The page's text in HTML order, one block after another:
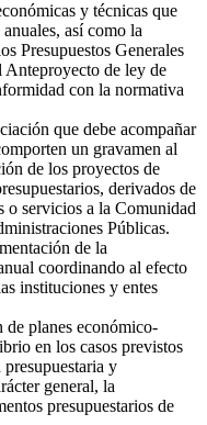
y técnicas que
así como la
Presupuestos Generales
de ley de
con la normativa
que debe acompañar
un gravamen al
de los proyectos de
derivados de
o servicios a la Comunidad
Públicas.
de la
coordinando al efecto
instituciones y entes
planes económico-
en los casos previstos
y
general, la
presupuestarios de